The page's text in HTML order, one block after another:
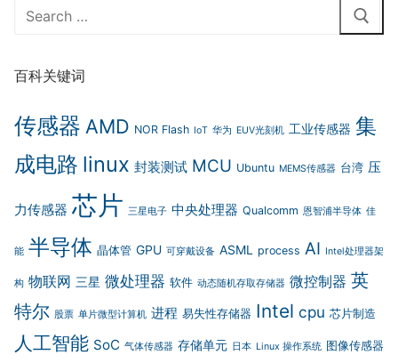
Search
百科关键词
传感器 AMD NOR Flash IoT 华为 EUV光刻机 工业传感器 集
成电路 linux 封装测试 MCU Ubuntu MEMS传感器 台湾 压
力传感器 芯片 三星电子 中央处理器 Qualcomm 恩智浦半导体 佳
能 半导体 晶体管 GPU 可穿戴设备 ASML process AI Intel处理器架
构 物联网 三星 微处理器 软件 动态随机存取存储器 微控制器 英
特尔 股票 单片微型计算机 进程 易失性存储器 Intel cpu 芯片制造
人工智能 SoC 气体传感器 存储单元 日本 Linux 操作系统 图像传感器